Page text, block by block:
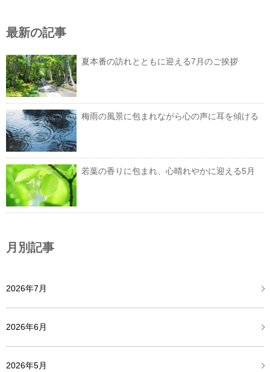
最新の記事
夏本番の訪れとともに迎える7月のご挨拶
梅雨の風景に包まれながら心の声に耳を傾ける
若葉の香りに包まれ、心晴れやかに迎える5月
月別記事
2026年7月
2026年6月
2026年5月